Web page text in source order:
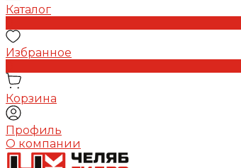
Каталог
Избранное
Корзина
Профиль
О компании